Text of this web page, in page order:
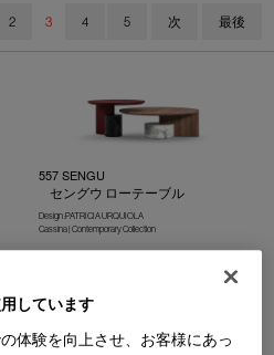
お問合せ
2 3 4 5 次 最後
557 SENGU
セングウ ローテーブル
Design :PATRICIA URQUIOLA
Cassina | Contemporary Collection
しています
体験を向上させ、お客様にあっ